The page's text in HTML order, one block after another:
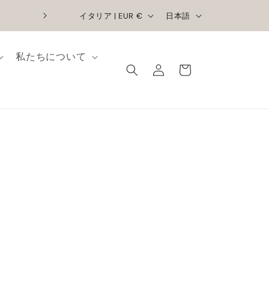
限定割引 | 手作りの優雅なアイテムが
国
/
地
イタリア | EUR €
言
語
日本語
私たちについて
グ
イ
ー